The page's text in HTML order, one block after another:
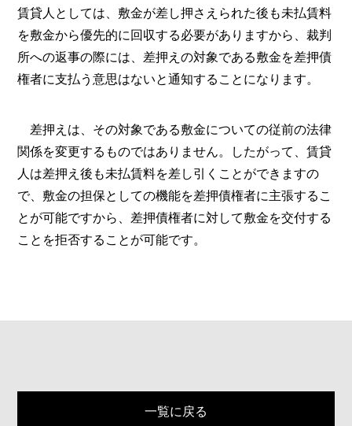
賃貸人としては、敷金が差し押さえられた後も未払賃料
を敷金から優先的に回収する必要がありますから、裁判
所への返事の際には、差押えの対象である敷金を差押債
権者に支払う意思はないと通知することになります。
差押えは、その対象である敷金についての従前の法律
関係を変更するものではありません。したがって、賃貸
人は差押え後も未払賃料を差し引くことができますの
で、敷金の担保としての機能を差押債権者に主張するこ
とが可能ですから、差押債権者に対して敷金を交付する
ことを拒否することが可能です。
一覧に戻る